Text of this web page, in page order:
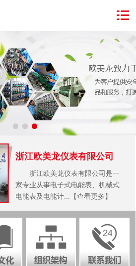
浙江欧美龙仪表有限公司
浙江欧美龙仪表有限公司是一
家专业从事电子式电能表、机械式
电能表及电能计...【查看更多】